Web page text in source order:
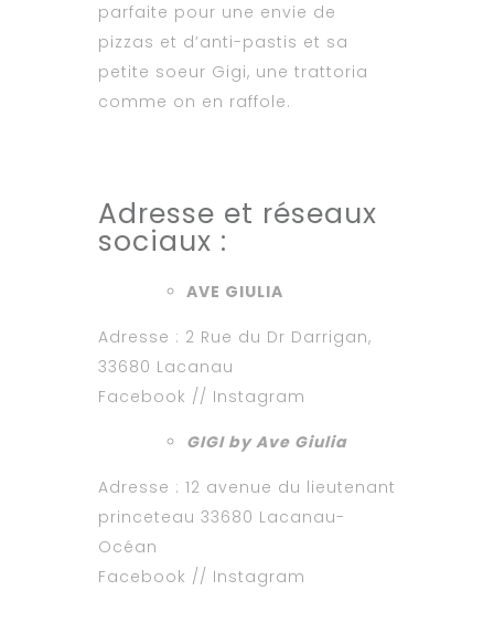
parfaite pour une envie de
pizzas et d’anti-pastis et sa
petite soeur Gigi, une trattoria
comme on en raffole.
Adresse et réseaux
sociaux :
AVE GIULIA
Adresse : 2 Rue du Dr Darrigan,
33680 Lacanau
Facebook // Instagram
GIGI by Ave Giulia
Adresse : 12 avenue du lieutenant
princeteau 33680 Lacanau-
Océan
Facebook // Instagram